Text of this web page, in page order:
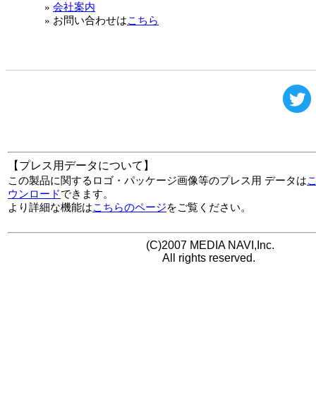
» 会社案内
» お問い合わせはこちら
【プレス用データについて】
この製品に関するロゴ・パッケージ画像等のプレス用 データは
ウンロードできます。
より詳細な機能はこちらのページをご覧ください。
(C)2007 MEDIA NAVI,Inc.
All rights reserved.